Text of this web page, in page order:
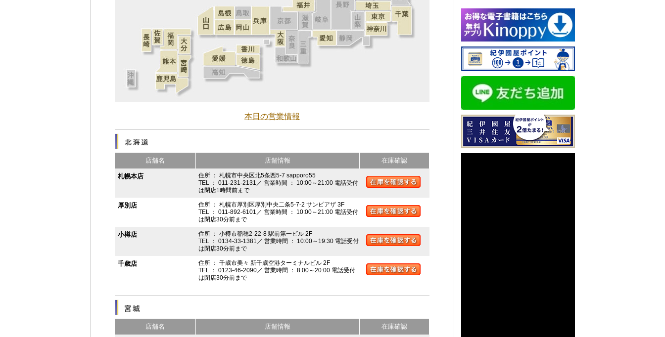
本日の営業情報
店舗名 店舗情報 在庫確認
札幌本店
住所 ： 札幌市中央区北5条西5-7 sapporo55
TEL ： 011-231-2131／ 営業時間 ： 10:00～21:00 電話受付
は閉店1時間前まで
厚別店
住所 ： 札幌市厚別区厚別中央二条5-7-2 サンピアザ 3F
TEL ： 011-892-6101／ 営業時間 ： 10:00～21:00 電話受付
は閉店30分前まで
小樽店
住所 ： 小樽市稲穂2-22-8 駅前第一ビル 2F
TEL ： 0134-33-1381／ 営業時間 ： 10:00～19:30 電話受付
は閉店30分前まで
千歳店
住所 ： 千歳市美々 新千歳空港ターミナルビル 2F
TEL ： 0123-46-2090／ 営業時間 ： 8:00～20:00 電話受付
は閉店30分前まで
店舗名 店舗情報 在庫確認